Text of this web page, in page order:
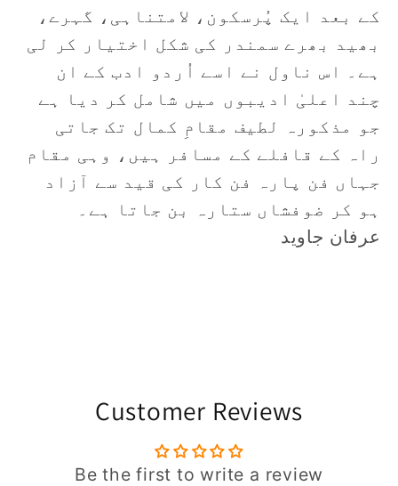
کے بعد ایک پُرسکون، لامتناہی، گہرے،
بھید بھرے سمندر کی شکل اختیار کر لی
ہے۔ اس ناول نے اسے اُردو ادب کے ان
چند اعلیٰ ادیبوں میں شامل کر دیا ہے
جو مذکورہ لطیف مقامِ کمال تک جاتی
راہ کے قافلے کے مسافر ہیں، وہی مقام
جہاں فن پارہ فن کار کی قید سے آزاد
ہو کر ضوفشاں ستارہ بن جاتا ہے۔
عرفان جاوید
Customer Reviews
Be the first to write a review